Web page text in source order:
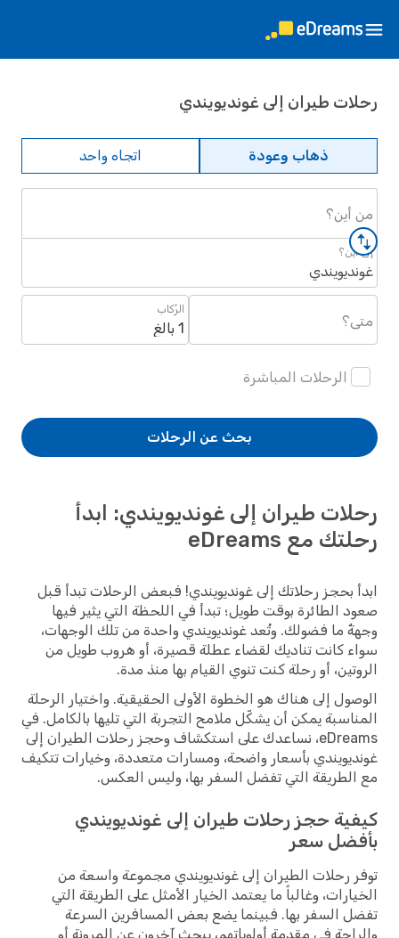
رحلات طيران إلى غونديويندي
ذهاب وعودة اتجاه واحد
من أين؟
إلى أين؟
غونديويندي
متى؟
الرُكاب
1 بالغ
الرحلات المباشرة
بحث عن الرحلات
رحلات طيران إلى غونديويندي: ابدأ
رحلتك مع eDreams
ابدأ بحجز رحلاتك إلى غونديويندي! فبعض الرحلات تبدأ قبل
صعود الطائرة بوقت طويل؛ تبدأ في اللحظة التي يثير فيها
وجهةٌ ما فضولك. وتُعد غونديويندي واحدة من تلك الوجهات،
سواء كانت تناديك لقضاء عطلة قصيرة، أو هروب طويل من
الروتين، أو رحلة كنت تنوي القيام بها منذ مدة.
الوصول إلى هناك هو الخطوة الأولى الحقيقية. واختيار الرحلة
المناسبة يمكن أن يشكّل ملامح التجربة التي تليها بالكامل. في
eDreams، نساعدك على استكشاف وحجز رحلات الطيران إلى
غونديويندي بأسعار واضحة، ومسارات متعددة، وخيارات تتكيف
مع الطريقة التي تفضل السفر بها، وليس العكس.
كيفية حجز رحلات طيران إلى غونديويندي
بأفضل سعر
توفر رحلات الطيران إلى غونديويندي مجموعة واسعة من
الخيارات، وغالباً ما يعتمد الخيار الأمثل على الطريقة التي
تفضل السفر بها. فبينما يضع بعض المسافرين السرعة
والراحة في مقدمة أولوياتهم، يبحث آخرون عن المرونة أو